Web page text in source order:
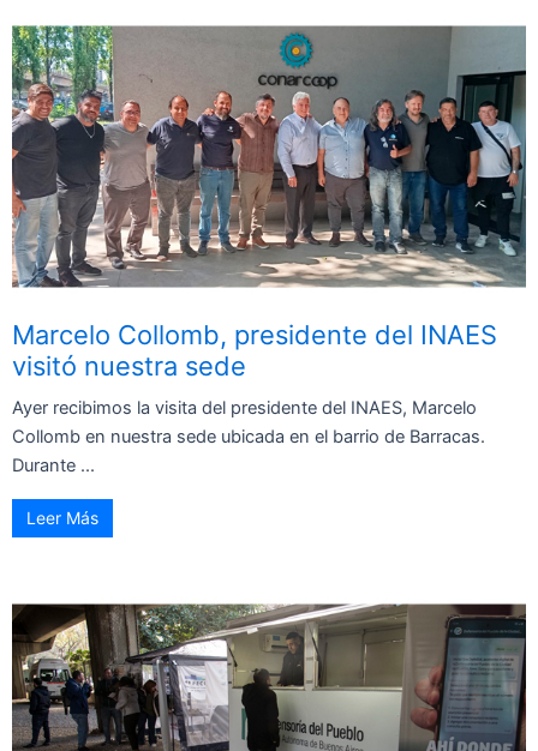
Marcelo Collomb, presidente del INAES
visitó nuestra sede
Ayer recibimos la visita del presidente del INAES, Marcelo
Collomb en nuestra sede ubicada en el barrio de Barracas.
Durante ...
Leer Más